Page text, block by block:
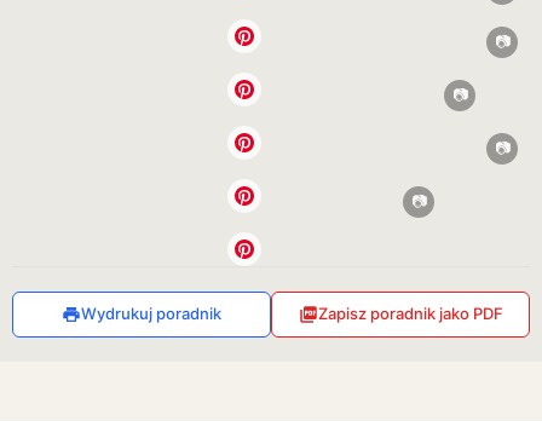
Wydrukuj poradnik Zapisz poradnik jako PDF